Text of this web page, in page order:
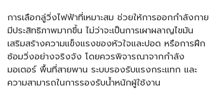
การเลือกลู่วิ่งไฟฟ้าที่เหมาะสม ช่วยให้การออกกำลังกาย
มีประสิทธิภาพมากขึ้น ไม่ว่าจะเป็นการเผาผลาญไขมัน
เสริมสร้างความแข็งแรงของหัวใจและปอด หรือการฝึก
ซ้อมวิ่งอย่างจริงจัง โดยควรพิจารณาจากกำลัง
มอเตอร์ พื้นที่สายพาน ระบบรองรับแรงกระแทก และ
ความสามารถในการรองรับน้ำหนักผู้ใช้งาน